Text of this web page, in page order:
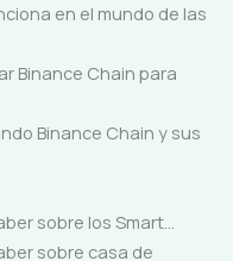
en el mundo de las
Binance Chain para
Binance Chain y sus
sobre los Smart…
sobre casa de